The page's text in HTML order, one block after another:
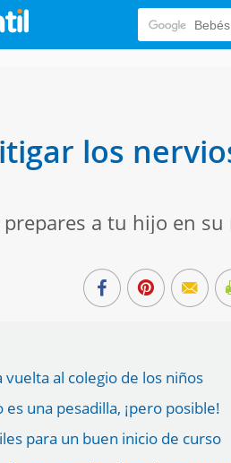
los
a tu hijo en su
al colegio de los niños
una pesadilla, ¡pero posible!
para un buen inicio de curso